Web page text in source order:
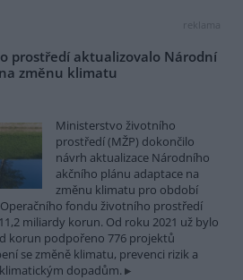
reklama
prostředí aktualizovalo Národní
změnu klimatu
Ministerstvo životního
prostředí (MŽP) dokončilo
návrh aktualizace Národního
akčního plánu adaptace na
změnu klimatu pro období
Operačního fondu životního prostředí
miliardy korun. Od roku 2021 už bylo
korun podpořeno 776 projektů
se změně klimatu, prevenci rizik a
dopadům.